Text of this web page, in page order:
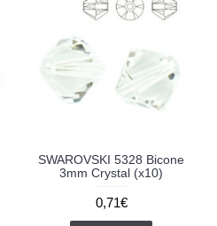
SWAROVSKI 5328 Bicone
3mm Crystal (x10)
0,71€